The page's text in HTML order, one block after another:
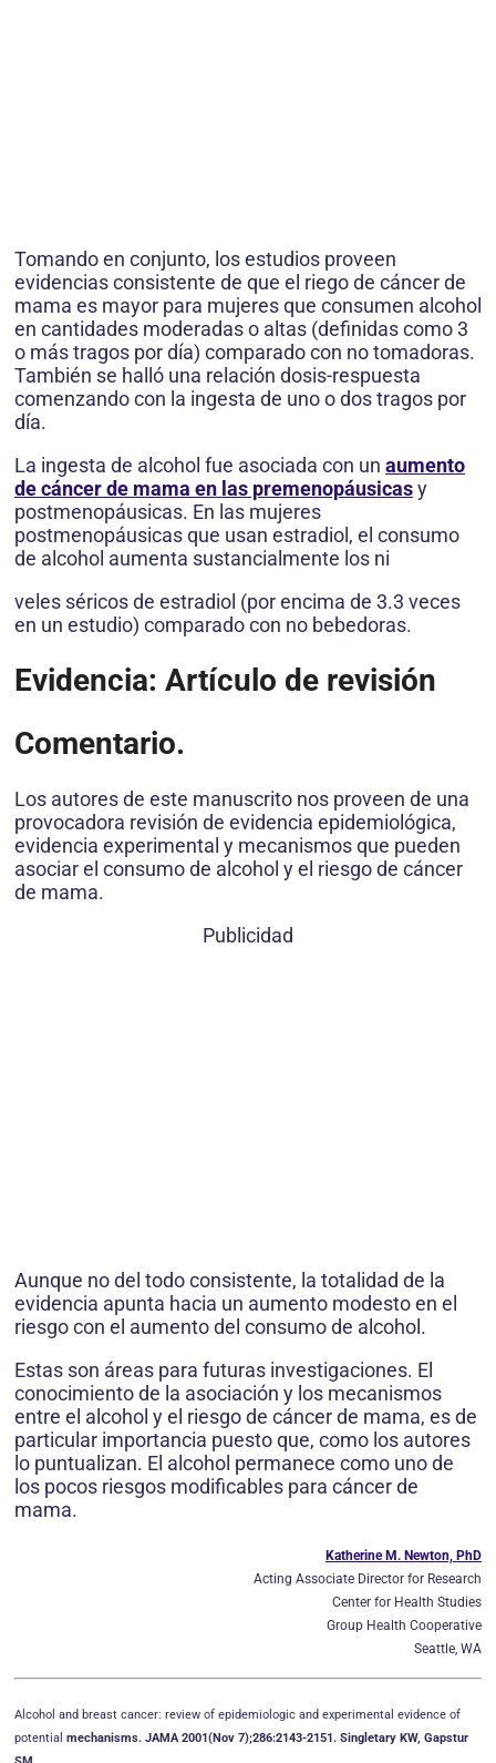
Tomando en conjunto, los estudios proveen
evidencias consistente de que el riego de cáncer de
mama es mayor para mujeres que consumen alcohol
en cantidades moderadas o altas (definidas como 3
o más tragos por día) comparado con no tomadoras.
También se halló una relación dosis-respuesta
comenzando con la ingesta de uno o dos tragos por
día.
La ingesta de alcohol fue asociada con un aumento
de cáncer de mama en las premenopáusicasy
postmenopáusicas. En las mujeres
postmenopáusicas que usan estradiol, el consumo
de alcohol aumenta sustancialmente los ni
veles séricos de estradiol (por encima de 3.3 veces
en un estudio) comparado con no bebedoras.
Evidencia: Artículo de revisión
Comentario.
Los autores de este manuscrito nos proveen de una
provocadora revisión de evidencia epidemiológica,
evidencia experimental y mecanismos que pueden
asociar el consumo de alcohol y el riesgo de cáncer
de mama.
Publicidad
Aunque no del todo consistente, la totalidad de la
evidencia apunta hacia un aumento modesto en el
riesgo con el aumento del consumo de alcohol.
Estas son áreas para futuras investigaciones. El
conocimiento de la asociación y los mecanismos
entre el alcohol y el riesgo de cáncer de mama, es de
particular importancia puesto que, como los autores
lo puntualizan. El alcohol permanece como uno de
los pocos riesgos modificables para cáncer de
mama.
Katherine M. Newton, PhD
Acting Associate Director for Research
Center for Health Studies
Group Health Cooperative
Seattle, WA
Alcohol and breast cancer: review of epidemiologic and experimental evidence of
potential mechanisms. JAMA 2001(Nov 7);286:2143-2151. Singletary KW, Gapstur